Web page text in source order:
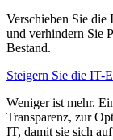
Verschieben Sie die
und verhindern Sie
Bestand.
Steigern Sie die IT-
Weniger ist mehr.
Transparenz, zur
IT, damit sie sich